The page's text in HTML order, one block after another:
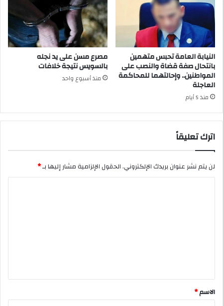
النيابة العامة تحبس متهمين
بانتحال صفة قضاة والنصب على
المواطنين.. وإحالتهما للمحاكمة
العاجلة
منذ 5 أيام
مصرع مسن على يد نجله
بالسويس نتيجة خلافات
منذ أسبوع واحد
اترك تعليقاً
لن يتم نشر عنوان بريدك الإلكتروني.الحقول الإلزامية مشار إليها بـ*
*
الاسم*